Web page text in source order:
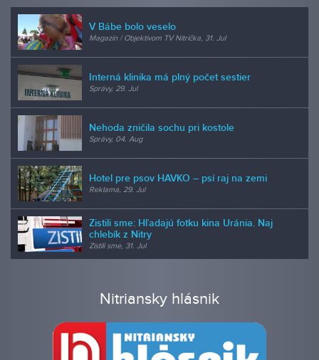
V Bábe bolo veselo
Magazín / Objektívom TV Nitrička, 31. Jul
Interná klinika má plný počet sestier
Správy, 29. Jul
Nehoda zničila sochu pri kostole
Správy, 04. Aug
Hotel pre psov HAVKO – psí raj na zemi
Reklama, 29. Jul
Zistili sme: Hľadajú fotku kina Uránia. Naj
chlebík z Nitry
Zistili sme, 31. Jul
Nitriansky hlásnik